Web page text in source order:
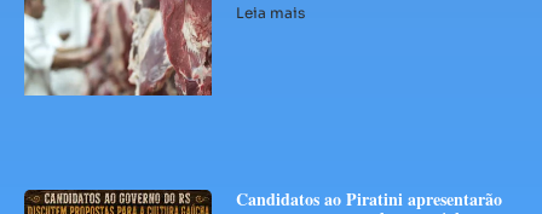
Leia mais
Candidatos ao Piratini apresentarão